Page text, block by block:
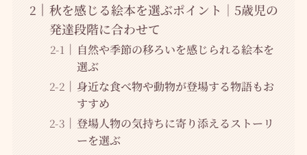
秋を感じる絵本を選ぶポイント｜5歳児の
発達段階に合わせて
自然や季節の移ろいを感じられる絵本を
選ぶ
身近な食べ物や動物が登場する物語もお
すすめ
登場人物の気持ちに寄り添えるストーリ
ーを選ぶ